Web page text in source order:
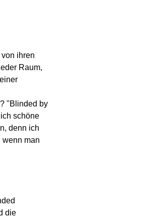
ihren
Raum,
"Blinded by
schöne
denn ich
wenn man
die